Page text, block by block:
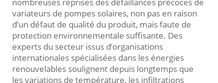
variateurs de pompes solaires, non pas en raison
d’un défaut de qualité du produit, mais faute de
protection environnementale suffisante. Des
experts du secteur issus d’organisations
internationales spécialisées dans les énergies
renouvelables soulignent depuis longtemps que
les variations de température, les infiltrations